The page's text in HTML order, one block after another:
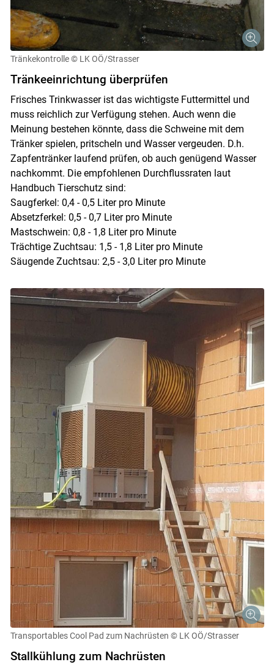
Tränkekontrolle © LK OÖ/Strasser
Tränkeeinrichtung überprüfen
Frisches Trinkwasser ist das wichtigste Futtermittel und
muss reichlich zur Verfügung stehen. Auch wenn die
Meinung bestehen könnte, dass die Schweine mit dem
Tränker spielen, pritscheln und Wasser vergeuden. D.h.
Zapfentränker laufend prüfen, ob auch genügend Wasser
nachkommt. Die empfohlenen Durchflussraten laut
Handbuch Tierschutz sind:
Saugferkel: 0,4 - 0,5 Liter pro Minute
Absetzferkel: 0,5 - 0,7 Liter pro Minute
Mastschwein: 0,8 - 1,8 Liter pro Minute
Trächtige Zuchtsau: 1,5 - 1,8 Liter pro Minute
Säugende Zuchtsau: 2,5 - 3,0 Liter pro Minute
Transportables Cool Pad zum Nachrüsten © LK OÖ/Strasser
Stallkühlung zum Nachrüsten